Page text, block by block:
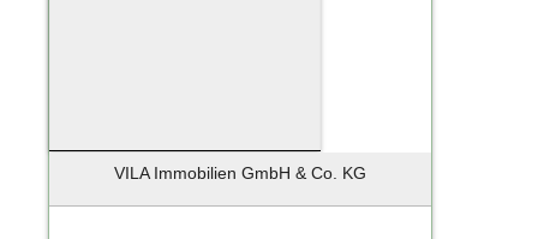
VILA Immobilien GmbH & Co. KG